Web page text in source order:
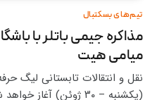
تیم‌های بسکتبال
مذاکره جیمی باتلر با
میامی هیت
(یکشنبه – ۳۰ ژوئن) آغاز خواهد شد و بازیکنان…